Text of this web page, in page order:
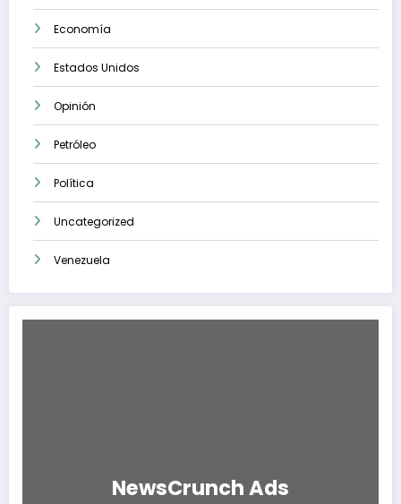
Economía
Estados Unidos
Opinión
Petróleo
Política
Uncategorized
Venezuela
NewsCrunch Ads